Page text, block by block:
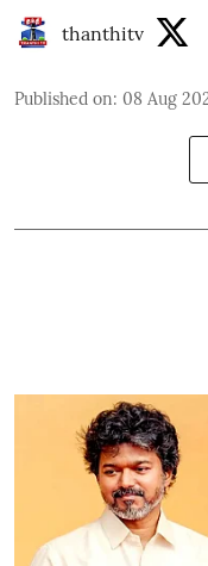
thanthitv
Published on: 08 Aug